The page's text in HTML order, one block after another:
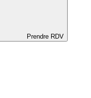
Prendre RDV